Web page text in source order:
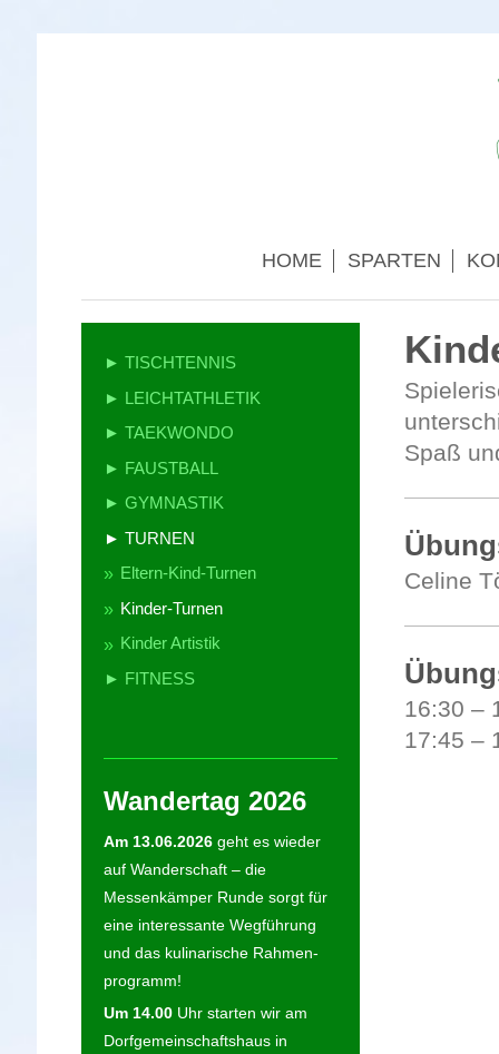
HOME SPARTEN
Spaß
Celine
16:30
17:45
► TISCHTENNIS
► LEICHTATHLETIK
► TAEKWONDO
► FAUSTBALL
► GYMNASTIK
► TURNEN
Eltern-Kind-Turnen
Kinder-Turnen
Kinder Artistik
► FITNESS
Wandertag 2026
Am 13.06.2026geht es wieder
auf Wanderschaft – die
Messenkämper Runde sorgt für
eine interessante Wegführung
und das kulinarische Rahmen-
programm!
Um 14.00Uhr starten wir am
Dorfgemeinschaftshaus in